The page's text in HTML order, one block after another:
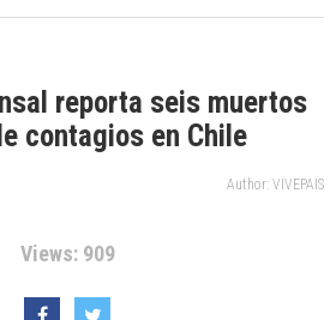
reporta seis muertos
contagios en Chile
Author: VIVEPAIS
Views: 909